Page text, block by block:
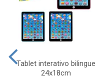
Tablet interativo bilingue
24x18cm